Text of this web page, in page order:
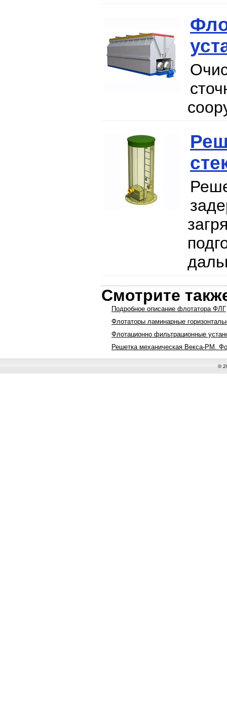
Смотрите
Подробное описание флотатора ФЛГ
Флотаторы ламинарные
Флотационно фильтрационные
Решетка механическая Векса-РМ.
©